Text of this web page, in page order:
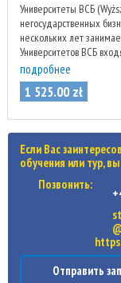
Университеты ВСБ
негосударственных
нескольких лет
Университетов ВСБ
подробнее
1 525.00 zł
Если Вас
обучения или тур,
Позвонить:
Отправить